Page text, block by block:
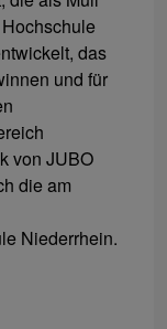
das
und für
von JUBO
die am
Niederrhein.